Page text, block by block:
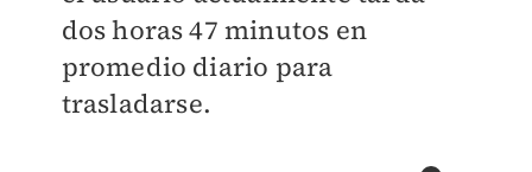
dos horas 47 minutos en
promedio diario para
trasladarse.